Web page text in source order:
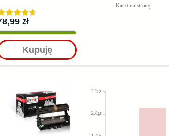
zł
Kupuję
Koszt na stronę
4.2gr
2.8gr